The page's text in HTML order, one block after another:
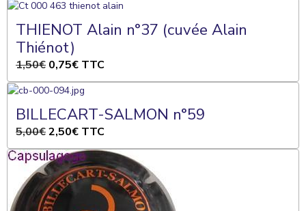
THIENOT Alain n°37 (cuvée Alain
Thiénot)
1,50€ 0,75€ TTC
BILLECART-SALMON n°59
5,00€2,50€ TTC